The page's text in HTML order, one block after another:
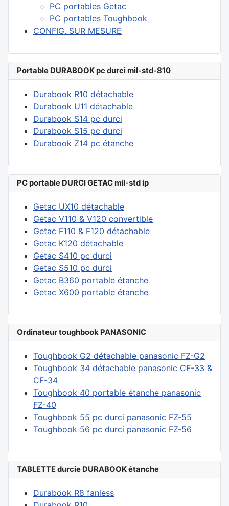
PC portables Getac
PC portables Toughbook
CONFIG. SUR MESURE
Portable DURABOOK pc durci mil-std-810
Durabook R10 détachable
Durabook U11 détachable
Durabook S14 pc durci
Durabook S15 pc durci
Durabook Z14 pc étanche
PC portable DURCI GETAC mil-std ip
Getac UX10 détachable
Getac V110 & V120 convertible
Getac F110 & F120 détachable
Getac K120 détachable
Getac S410 pc durci
Getac S510 pc durci
Getac B360 portable étanche
Getac X600 portable étanche
Ordinateur toughbook PANASONIC
Toughbook G2 détachable panasonic FZ-G2
Toughbook 34 détachable panasonic CF-33 &
CF-34
Toughbook 40 portable étanche panasonic
FZ-40
Toughbook 55 pc durci panasonic FZ-55
Toughbook 56 pc durci panasonic FZ-56
TABLETTE durcie DURABOOK étanche
Durabook R8 fanless